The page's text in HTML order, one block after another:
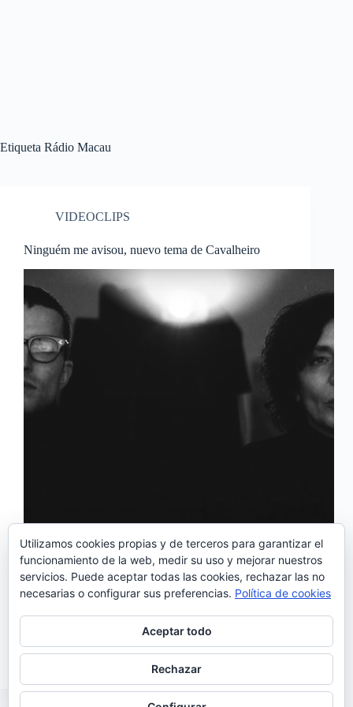
Etiqueta Rádio Macau
VIDEOCLIPS
Ninguém me avisou, nuevo tema de Cavalheiro
Compuesto y grabado en la segunda mitad de 2018,
‘Ninguém Me Avisou’ es el nuevo tema
de Cavalheiro. Todo un regalo este dúo perfecto con
Xana, la voz de Rádio Macau, que no había grabado
nada desde el último álbum de la icónica…
Noemí Sánchez
05/03/2019
Utilizamos cookies propias y de terceros para garantizar el
funcionamiento de la web, medir su uso y mejorar nuestros
servicios. Puede aceptar todas las cookies, rechazar las no
necesarias o configurar sus preferencias. Política de cookies
Aceptar todo
Rechazar